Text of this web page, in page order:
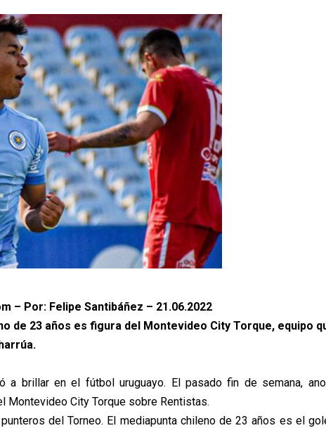
– Por: Felipe Santibáñez – 21.06.2022
de 23 años es figura del Montevideo City Torque, equipo
a brillar en el fútbol uruguayo. El pasado fin de semana,
Montevideo City Torque sobre Rentistas.
del Torneo. El mediapunta chileno de 23 años es el